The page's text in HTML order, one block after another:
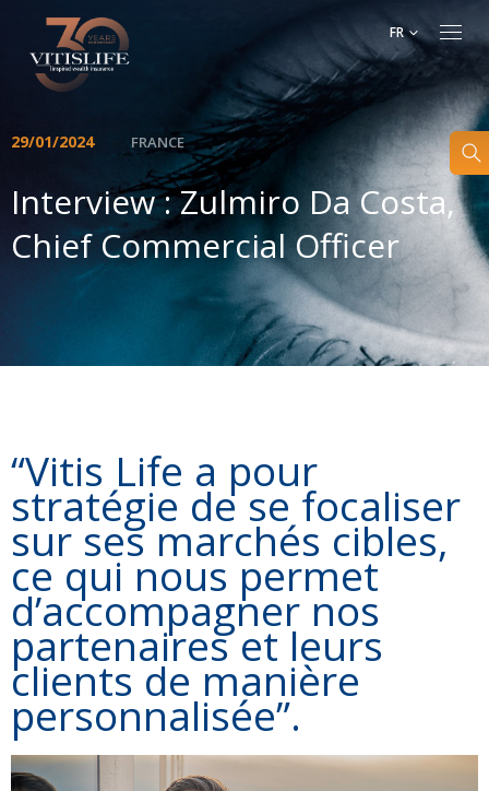
FR
29/01/2024 FRANCE
Interview : Zulmiro Da Costa,
Chief Commercial Officer
“Vitis Life a pour
stratégie de se focaliser
sur ses marchés cibles,
ce qui nous permet
d’accompagner nos
partenaires et leurs
clients de manière
personnalisée”.